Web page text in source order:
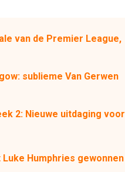
van de Premier League,
sublieme Van Gerwen
2: Nieuwe uitdaging voor
Humphries gewonnen